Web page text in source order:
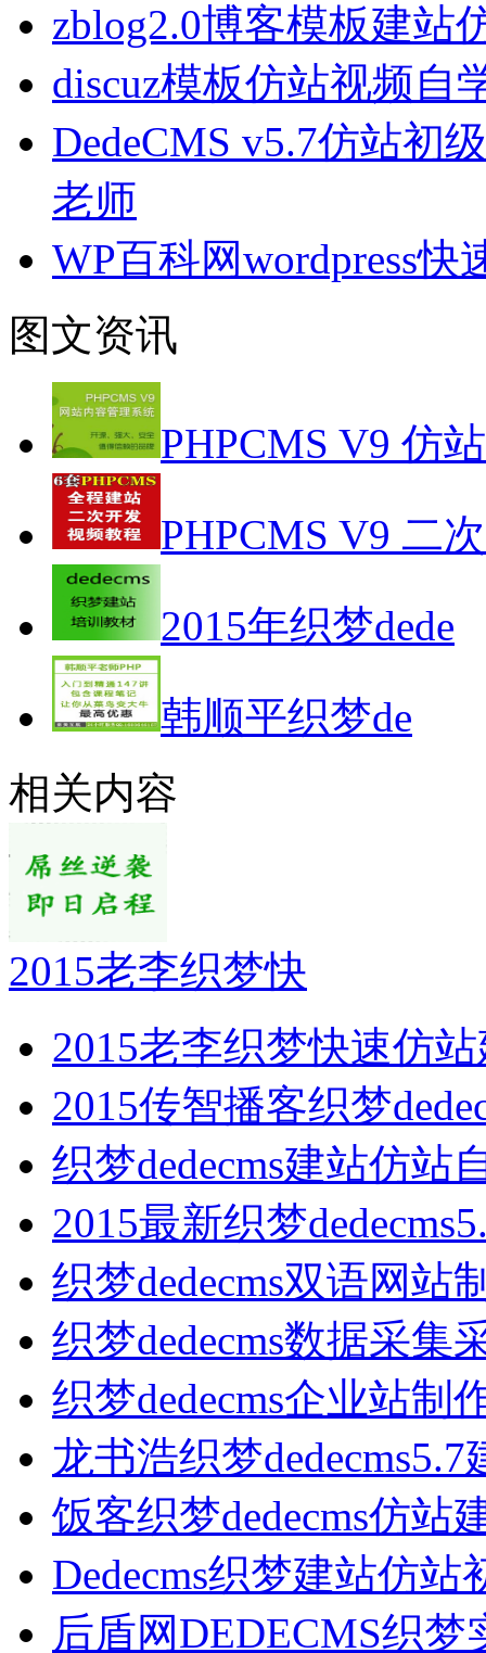
zblog2.0博客模板建站
discuz模板仿站视频自
DedeCMS v5.7仿站初
老师
WP百科网wordpress
图文资讯
PHPCMS V9 仿
PHPCMS V9 二
2015年织梦dede
韩顺平织梦de
相关内容
2015老李织梦快
2015老李织梦快速仿
2015传智播客织梦
织梦dedecms建站仿站
2015最新织梦
织梦dedecms双语网站
织梦dedecms数据采集
织梦dedecms企业站制
龙书浩织梦dedecms5.7
饭客织梦dedecms仿站
Dedecms织梦建站仿站
后盾网DEDECMS织梦